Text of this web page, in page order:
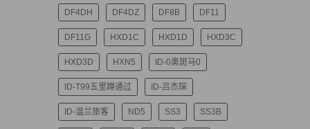
DF4DH DF4DZ DF8B DF11
DF11G HXD1C HXD1D HXD3C
HXD3D HXN5 ID-0奥斑马0
ID-T99五里蹲通过 ID-吕杰琛
ID-温兰旅客 ND5 SS3 SS3B